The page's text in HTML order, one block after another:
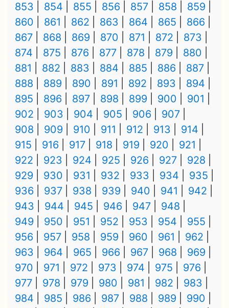
853
854 855 856 857 858
859
860
861 862 863 864 865
866
867
868 869 870 871 872
873
874
875 876 877 878 879
880
881
882 883 884 885 886
887
888
889 890 891 892 893
894
895
896 897 898 899 900
901
902
903 904 905 906
907
908
909 910 911 912 913
914
915
916 917 918 919 920
921
922
923 924 925 926 927
928
929
930 931 932 933 934
935
936
937 938 939 940 941
942
943
944 945 946 947
948
949
950 951 952 953 954
955
956
957 958 959 960 961
962
963
964 965 966 967 968
969
970
971 972 973 974 975
976
977
978 979 980 981 982
983
984
985 986 987 988 989
990